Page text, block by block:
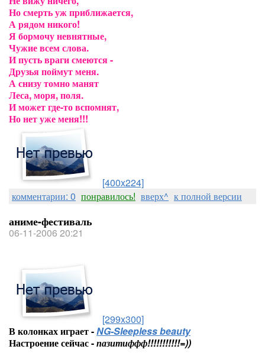
Но смерть уж приближается,
А рядом никого!
Я бормочу невнятные,
Чужие всем слова.
И пусть враги смеются -
Друзья поймут меня.
А снизу томно манят
Леса, моря, поля.
И может где-то вспомнят,
Но нет уже меня!!!
[400x224]
комментарии: 0 понравилось! вверх^ к полной версии
аниме-фестиваль
06-11-2006 20:21
[299x300]
В колонках играет -NG-Sleepless beauty
Настроение сейчас -пазитиффф!!!!!!!!!!!=))